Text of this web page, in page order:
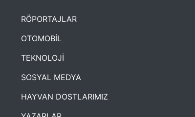
RÖPORTAJLAR
OTOMOBİL
TEKNOLOJİ
SOSYAL MEDYA
HAYVAN DOSTLARIMIZ